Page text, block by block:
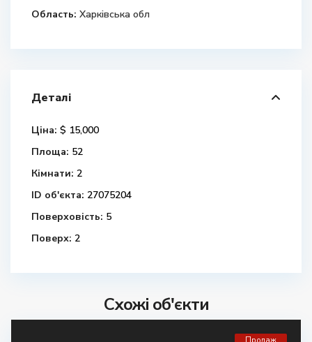
Область: Харківська обл
Деталі
Ціна: $ 15,000
Площа: 52
Кімнати: 2
ID об'єкта: 27075204
Поверховість: 5
Поверх: 2
Схожі об'єкти